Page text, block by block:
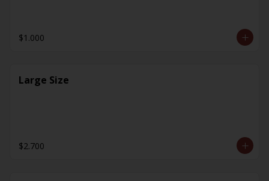
$1.000
Large Size
$2.700